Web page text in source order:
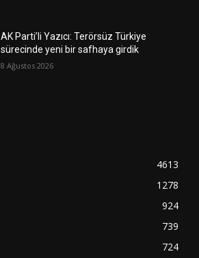
AK Parti’li Yazıcı: Terörsüz Türkiye
sürecinde yeni bir safhaya girdik
8 Ağustos 2026
4613
1278
924
739
724